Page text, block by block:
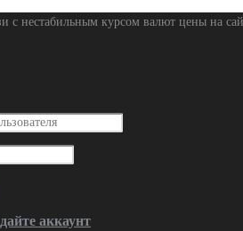
с нестабильным курсом валют цены на
аккаунт